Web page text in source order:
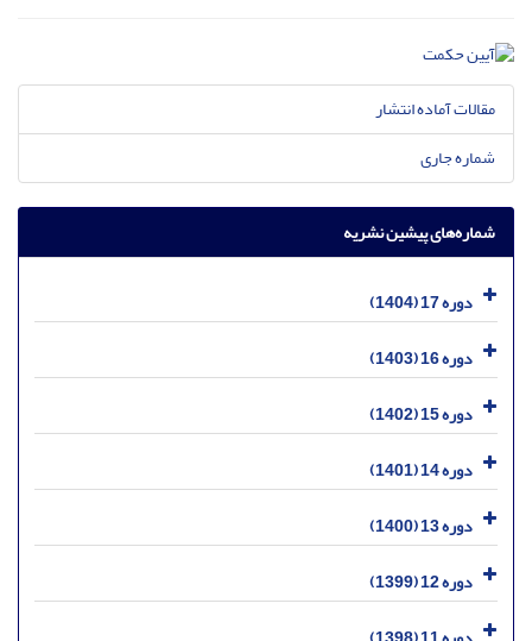
مقالات آماده انتشار
شماره جاری
شماره‌های پیشین نشریه
دوره 17 (1404)
دوره 16 (1403)
دوره 15 (1402)
دوره 14 (1401)
دوره 13 (1400)
دوره 12 (1399)